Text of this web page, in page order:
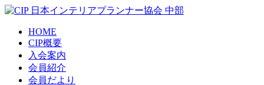
HOME
CIP概要
入会案内
会員紹介
会員だより